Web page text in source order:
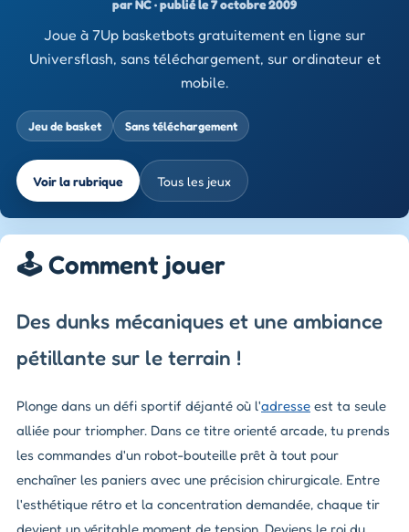
par NC · publié le 7 octobre 2009
Joue à 7Up basketbots gratuitement en ligne sur
Universflash, sans téléchargement, sur ordinateur et
mobile.
Jeu de basket Sans téléchargement
Voir la rubrique Tous les jeux
🕹️ Comment jouer
Des dunks mécaniques et une ambiance
pétillante sur le terrain !
Plonge dans un défi sportif déjanté où l'adresse est ta seule
alliée pour triompher. Dans ce titre orienté arcade, tu prends
les commandes d'un robot-bouteille prêt à tout pour
enchaîner les paniers avec une précision chirurgicale. Entre
l'esthétique rétro et la concentration demandée, chaque tir
devient un véritable moment de tension. Deviens le roi du